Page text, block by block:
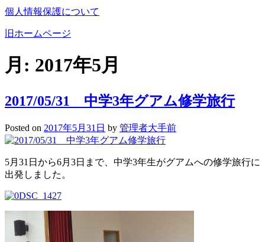
個人情報保護について
旧ホームページ
月: 2017年5月
2017/05/31 中学3年グアム修学旅行
Posted on 2017年5月31日 by 管理者大手前
5月31日から6月3日まで、中学3年生がグアムへの修学旅行に
出発しました。